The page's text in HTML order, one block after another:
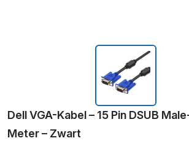
Dell VGA-Kabel – 15 Pin DSUB
Meter – Zwart